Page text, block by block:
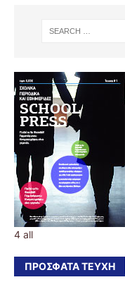
4 all
ΠΡΌΣΦΑΤΑ ΤΕΎΧΗ